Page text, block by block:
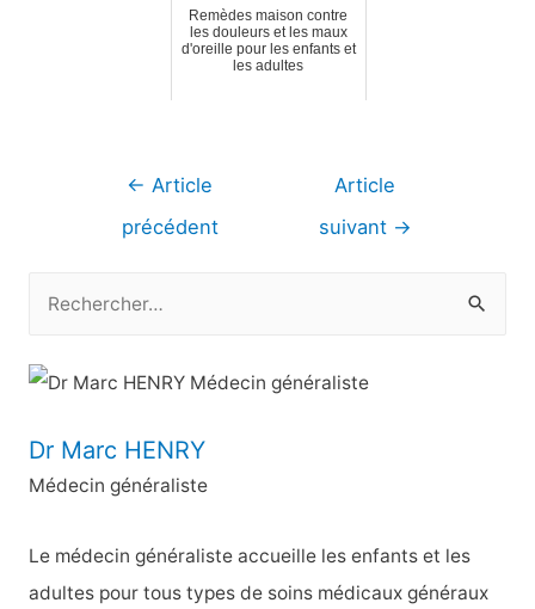
Remèdes maison contre
les douleurs et les maux
d'oreille pour les enfants et
les adultes
Navigation
← Article
précédent
Article
suivant →
c
e
r
h
e
Dr Marc HENRY
Médecin généraliste
Le médecin généraliste accueille les enfants et les
adultes pour tous types de soins médicaux généraux